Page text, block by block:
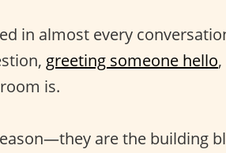
in almost every
greeting someone hello
is.
are the building